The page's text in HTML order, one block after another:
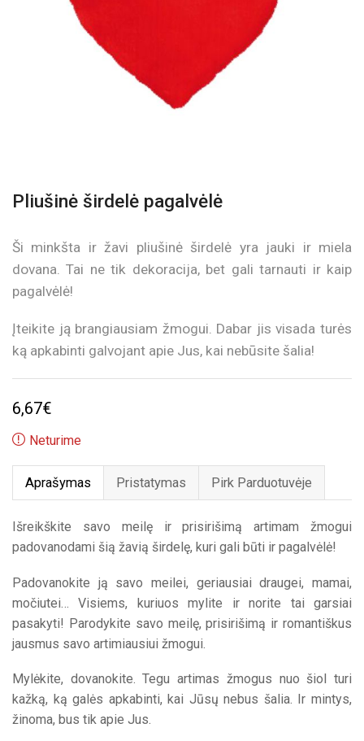
Pliušinė širdelė pagalvėlė
Ši minkšta ir žavi pliušinė širdelė yra jauki ir miela
dovana. Tai ne tik dekoracija, bet gali tarnauti ir kaip
pagalvėlė!
Įteikite ją brangiausiam žmogui. Dabar jis visada turės
ką apkabinti galvojant apie Jus, kai nebūsite šalia!
6,67€
Neturime
Aprašymas Pristatymas Pirk Parduotuvėje
Išreikškite savo meilę ir prisirišimą artimam žmogui
padovanodami šią žavią širdelę, kuri gali būti ir pagalvėlė!
Padovanokite ją savo meilei, geriausiai draugei, mamai,
močiutei… Visiems, kuriuos mylite ir norite tai garsiai
pasakyti! Parodykite savo meilę, prisirišimą ir romantiškus
jausmus savo artimiausiui žmogui.
Mylėkite, dovanokite. Tegu artimas žmogus nuo šiol turi
kažką, ką galės apkabinti, kai Jūsų nebus šalia. Ir mintys,
žinoma, bus tik apie Jus.